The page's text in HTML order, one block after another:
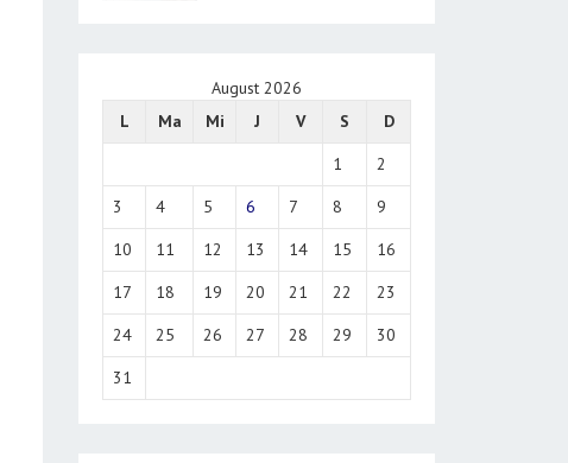
August 2026
L
Ma Mi J V S
D
1
2
3
4 5 6 7 8
9
10
11 12 13 14 15
16
17
18 19 20 21 22
23
24
25 26 27 28 29
30
31